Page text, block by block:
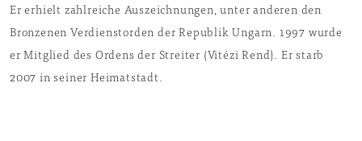
Er erhielt zahlreiche Auszeichnungen, unter anderen den
Bronzenen Verdienstorden der Republik Ungarn. 1997 wurde
er Mitglied des Ordens der Streiter (Vitézi Rend). Er starb
2007 in seiner Heimatstadt.